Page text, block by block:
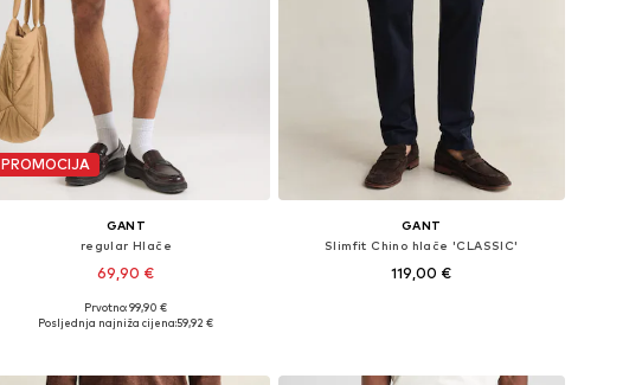
PROMOCIJA
GANT
regular Hlače
69,90 €
+ 2
Dostupne veličine: 35-36
Prvotno: 99,90 €
Posljednja najniža cijena:59,92 €
GANT
Slimfit Chino hlače 'CLASSIC'
119,00 €